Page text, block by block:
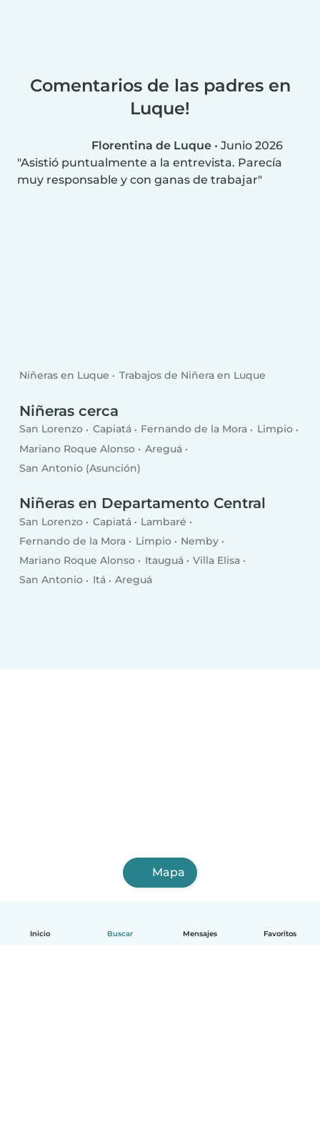
Inicio Buscar Mensajes Favoritos
Comentarios de las padres en
Luque!
Florentina de Luque • Junio 2026
Asistió puntualmente a la entrevista. Parecía
muy responsable y con ganas de trabajar
Niñeras en Luque Trabajos de Niñera en Luque
Niñeras cerca
San Lorenzo Capiatá Fernando de la Mora
Limpio
Mariano Roque Alonso
Areguá
San Antonio (Asunción)
Niñeras en Departamento Central
San Lorenzo Capiatá
Lambaré
Fernando de la Mora
Limpio
Nemby
Mariano Roque Alonso
Itauguá
Villa Elisa
San Antonio
Itá Areguá
Mapa